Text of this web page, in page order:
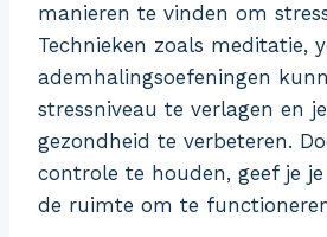
manieren te vinden om
Technieken zoals meditatie,
ademhalingsoefeningen
stressniveau te verlagen en
gezondheid te verbeteren.
controle te houden, geef je
de ruimte om te